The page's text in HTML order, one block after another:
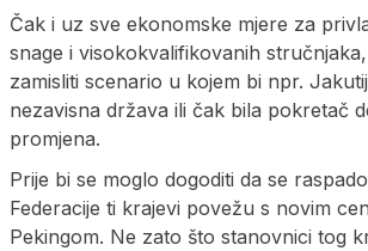
Čak i uz sve ekonomske mjere za
snage i visokokvalifikovanih
zamisliti scenario u kojem bi npr.
nezavisna država ili čak bila pokretač
promjena.
Prije bi se moglo dogoditi da se
Federacije ti krajevi povežu s novim
Pekingom. Ne zato što stanovnici tog